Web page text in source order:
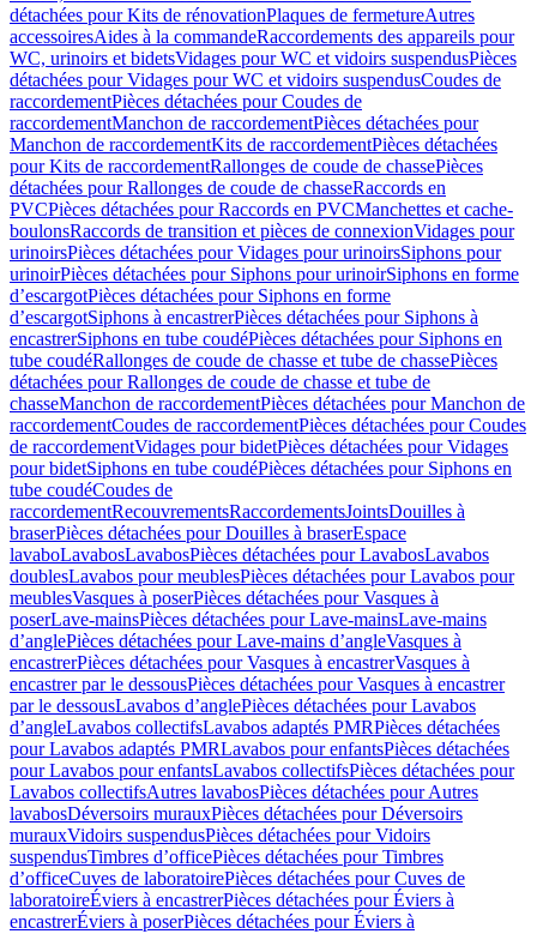
détachées pour Kits de rénovationPlaques de fermetureAutres
accessoiresAides à la commandeRaccordements des appareils pour
WC, urinoirs et bidetsVidages pour WC et vidoirs suspendusPièces
détachées pour Vidages pour WC et vidoirs suspendusCoudes de
raccordementPièces détachées pour Coudes de
raccordementManchon de raccordementPièces détachées pour
Manchon de raccordementKits de raccordementPièces détachées
pour Kits de raccordementRallonges de coude de chassePièces
détachées pour Rallonges de coude de chasseRaccords en
PVCPièces détachées pour Raccords en PVCManchettes et cache-
boulonsRaccords de transition et pièces de connexionVidages pour
urinoirsPièces détachées pour Vidages pour urinoirsSiphons pour
urinoirPièces détachées pour Siphons pour urinoirSiphons en forme
d’escargotPièces détachées pour Siphons en forme
d’escargotSiphons à encastrerPièces détachées pour Siphons à
encastrerSiphons en tube coudéPièces détachées pour Siphons en
tube coudéRallonges de coude de chasse et tube de chassePièces
détachées pour Rallonges de coude de chasse et tube de
chasseManchon de raccordementPièces détachées pour Manchon de
raccordementCoudes de raccordementPièces détachées pour Coudes
de raccordementVidages pour bidetPièces détachées pour Vidages
pour bidetSiphons en tube coudéPièces détachées pour Siphons en
tube coudéCoudes de
raccordementRecouvrementsRaccordementsJointsDouilles à
braserPièces détachées pour Douilles à braserEspace
lavaboLavabosLavabosPièces détachées pour LavabosLavabos
doublesLavabos pour meublesPièces détachées pour Lavabos pour
meublesVasques à poserPièces détachées pour Vasques à
poserLave-mainsPièces détachées pour Lave-mainsLave-mains
d’anglePièces détachées pour Lave-mains d’angleVasques à
encastrerPièces détachées pour Vasques à encastrerVasques à
encastrer par le dessousPièces détachées pour Vasques à encastrer
par le dessousLavabos d’anglePièces détachées pour Lavabos
d’angleLavabos collectifsLavabos adaptés PMRPièces détachées
pour Lavabos adaptés PMRLavabos pour enfantsPièces détachées
pour Lavabos pour enfantsLavabos collectifsPièces détachées pour
Lavabos collectifsAutres lavabosPièces détachées pour Autres
lavabosDéversoirs murauxPièces détachées pour Déversoirs
murauxVidoirs suspendusPièces détachées pour Vidoirs
suspendusTimbres dʼofficePièces détachées pour Timbres
dʼofficeCuves de laboratoirePièces détachées pour Cuves de
laboratoireÉviers à encastrerPièces détachées pour Éviers à
encastrerÉviers à poserPièces détachées pour Éviers à